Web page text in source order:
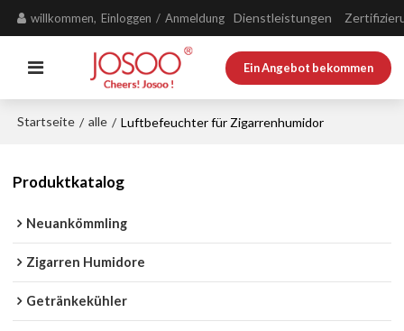
willkommen, Einloggen / Anmeldung Dienstleistungen
Ein Angebot bekommen
Startseite / alle / Luftbefeuchter für Zigarrenhumidor
Produktkatalog
Neuankömmling
Zigarren Humidore
Getränkekühler